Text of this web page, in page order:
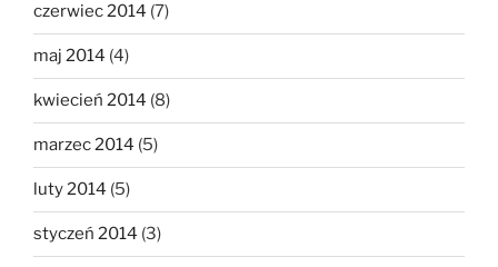
czerwiec 2014 (7)
maj 2014 (4)
kwiecień 2014 (8)
marzec 2014 (5)
luty 2014 (5)
styczeń 2014 (3)